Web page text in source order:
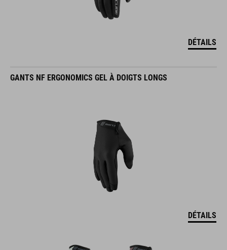
DÉTAILS
GANTS NF ERGONOMICS GEL À DOIGTS LONGS
DÉTAILS